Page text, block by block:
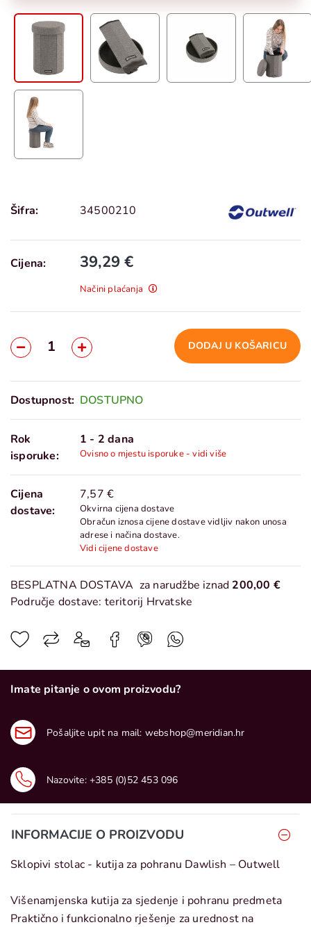
Šifra: 34500210
Cijena: 39,29 €
Načini plaćanja
DODAJ U KOŠARICU
Dostupnost: DOSTUPNO
Rok
isporuke:
1 - 2 dana
Ovisno o mjestu isporuke - vidi više
Cijena
dostave:
7,57 €
Okvirna cijena dostave
Obračun iznosa cijene dostave vidljiv nakon unosa
adrese i načina dostave.
Vidi cijene dostave
BESPLATNA DOSTAVA za narudžbe iznad 200,00 €
Područje dostave: teritorij Hrvatske
Imate pitanje o ovom proizvodu?
Pošaljite upit na mail: webshop@meridian.hr
Nazovite: +385 (0)52 453 096
INFORMACIJE O PROIZVODU
Sklopivi stolac - kutija za pohranu Dawlish – Outwell
Višenamjenska kutija za sjedenje i pohranu predmeta
Praktično i funkcionalno rješenje za urednost na